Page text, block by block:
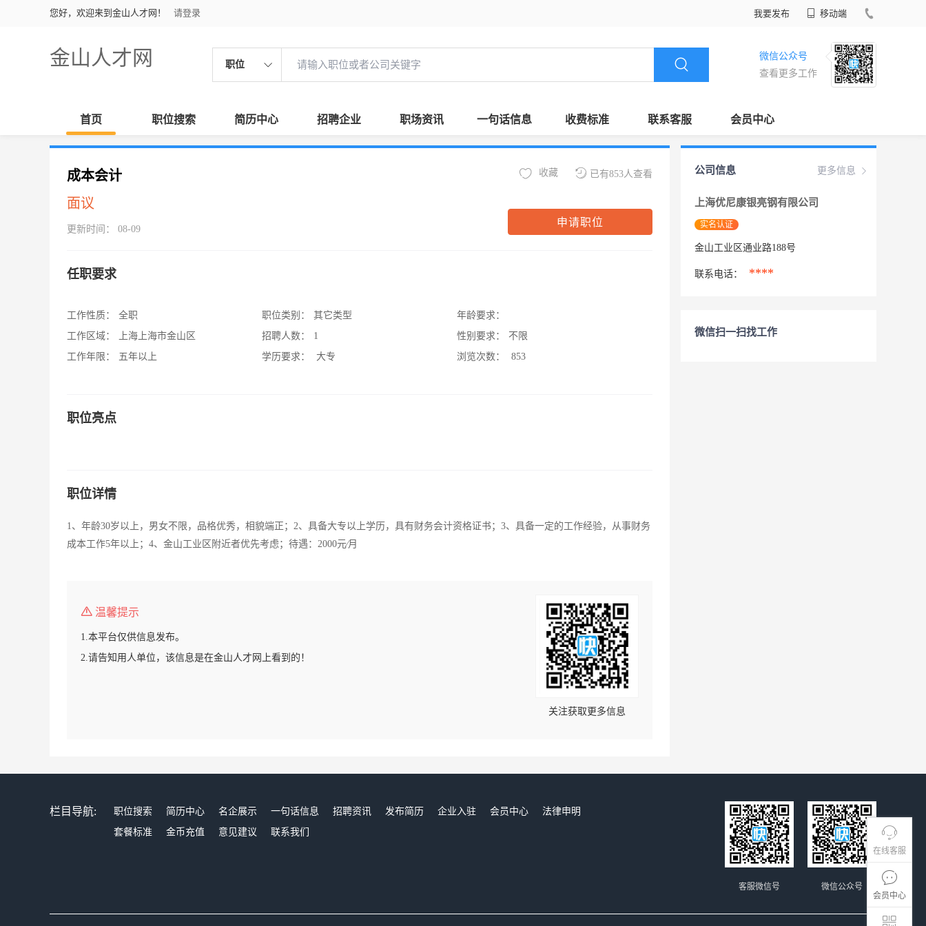
您好，欢迎来到金山人才网！ 请登录 我要发布 移动端
金山人才网 职位
微信公众号
查看更多工作
首页 职位搜索 简历中心 招聘企业 职场资讯 一句话信息 收费标准 联系客服 会员中心
在线客服
会员中心
成本会计
面议
更新时间： 08-09
已有853人查看
收藏
申请职位
任职要求
工作性质：
全职
工作区域：
上海上海市金山区
工作年限：
五年以上
职位类别：
其它类型
招聘人数：
1
学历要求：
大专
年龄要求：
性别要求：
不限
浏览次数：
853
职位亮点
职位详情
1、年龄30岁以上，男女不限，品格优秀，相貌端正；2、具备大专以上学历，具有财务会计资格证书；3、具备一定的工作经验，从事财务
成本工作5年以上；4、金山工业区附近者优先考虑；待遇：2000元∕月
温馨提示
1.本平台仅供信息发布。
2.请告知用人单位，该信息是在金山人才网上看到的！
关注获取更多信息
更多信息
公司信息
上海优尼康银亮钢有限公司
实名认证
金山工业区通业路188号
联系电话： ****
微信扫一扫找工作
栏目导航: 职位搜索 简历中心 名企展示 一句话信息 招聘资讯 发布简历 企业入驻 会员中心
法律申明
套餐标准
金币充值 意见建议 联系我们
微信公众号
客服微信号